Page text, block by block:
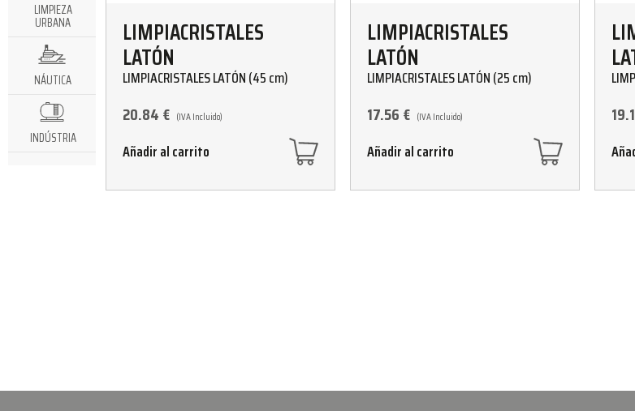
LIMPIEZA
URBANA
NÁUTICA
INDÚSTRIA
LIMPIACRISTALES
LATÓN
LIMPIACRISTALES LATÓN (45 cm)
20.84€ (IVA Incluido)
Añadir al carrito
LIMPIACRISTALES
LATÓN
LIMPIACRISTALES LATÓN (25 cm)
17.56€ (IVA Incluido)
Añadir al carrito